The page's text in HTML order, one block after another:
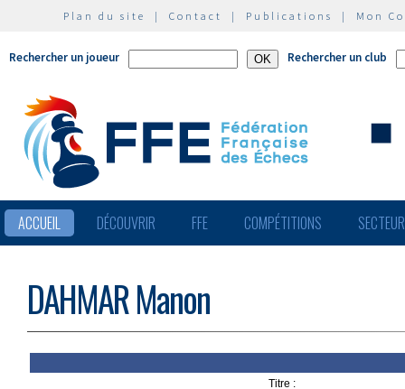
Plan du site | Contact | Publications | Mon
Rechercher un joueur Rechercher un club
ACCUEIL DÉCOUVRIR FFE COMPÉTITIONS
DAHMAR Manon
Titre :